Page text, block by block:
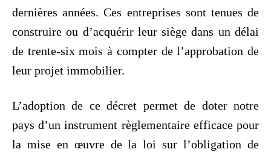
dernières années. Ces entreprises sont tenues de
construire ou d’acquérir leur siège dans un délai
de trente-six mois à compter de l’approbation de
leur projet immobilier.
L’adoption de ce décret permet de doter notre
pays d’un instrument règlementaire efficace pour
la mise en œuvre de la loi sur l’obligation de